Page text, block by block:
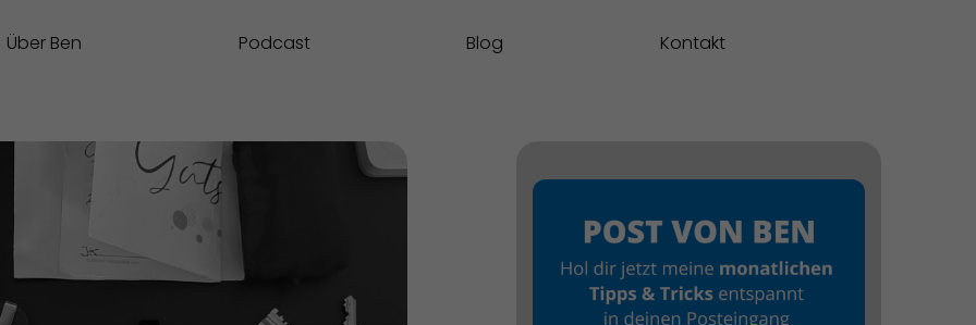
Über Ben Podcast Blog Kontakt